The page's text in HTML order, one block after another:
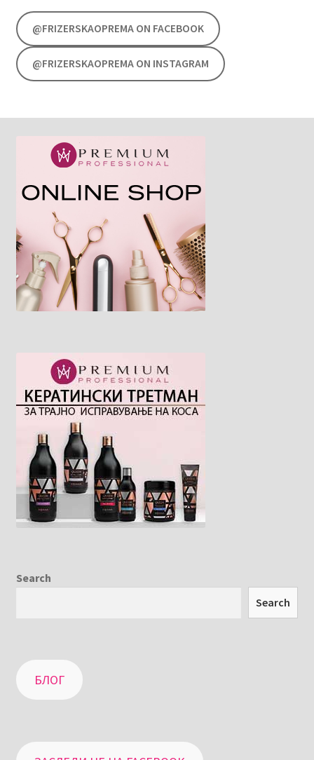
@FRIZERSKAOPREMA ON FACEBOOK
@FRIZERSKAOPREMA ON INSTAGRAM
Search
Search
БЛОГ